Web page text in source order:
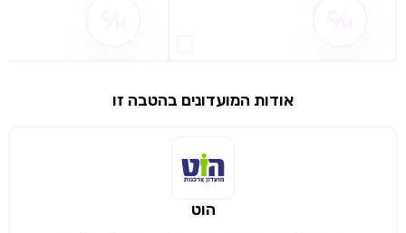
שיתוף
מימוש הטבה זו ניתן רק לחברי
הבנתי, המשך לאתר
אודות המועדונים בהטבה זו
הוט